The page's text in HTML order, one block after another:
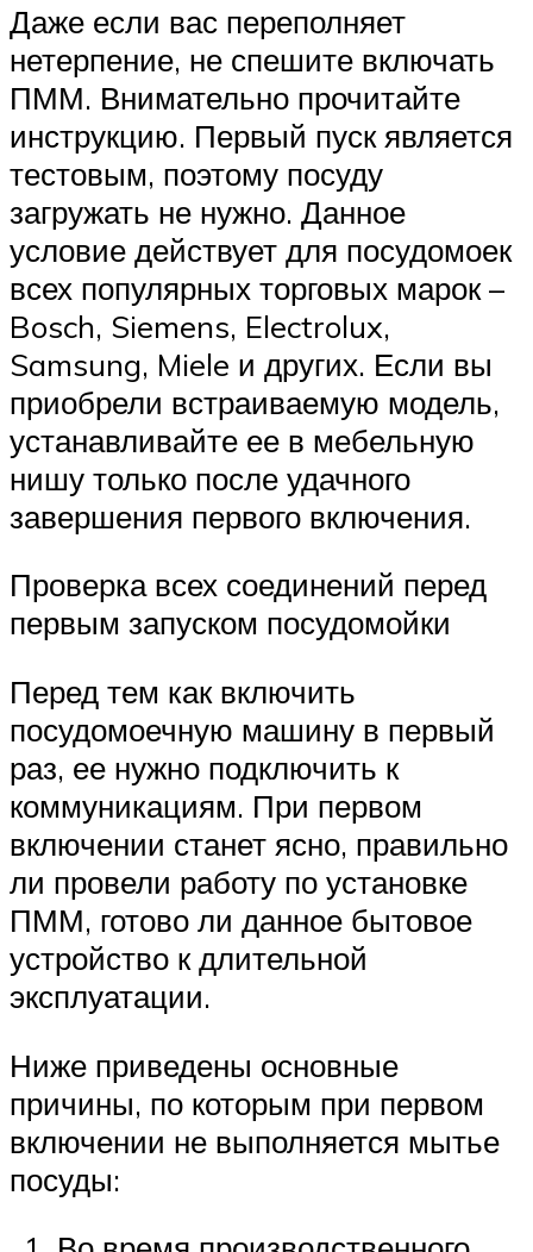
Даже если вас переполняет
нетерпение, не спешите включать
ПММ. Внимательно прочитайте
инструкцию. Первый пуск является
тестовым, поэтому посуду
загружать не нужно. Данное
условие действует для посудомоек
всех популярных торговых марок –
Bosch, Siemens, Electrolux,
Samsung, Miele и других. Если вы
приобрели встраиваемую модель,
устанавливайте ее в мебельную
нишу только после удачного
завершения первого включения.
Проверка всех соединений перед
первым запуском посудомойки
Перед тем как включить
посудомоечную машину в первый
раз, ее нужно подключить к
коммуникациям. При первом
включении станет ясно, правильно
ли провели работу по установке
ПММ, готово ли данное бытовое
устройство к длительной
эксплуатации.
Ниже приведены основные
причины, по которым при первом
включении не выполняется мытье
посуды: